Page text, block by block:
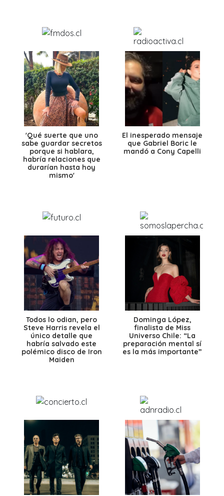
'Qué suerte que uno
sabe guardar secretos
porque si hablara,
habría relaciones que
durarían hasta hoy
mismo'
El inesperado mensaje
que Gabriel Boric le
mandó a Cony Capelli
Todos lo odian, pero
Steve Harris revela el
único detalle que
habría salvado este
polémico disco de Iron
Maiden
Dominga López,
finalista de Miss
Universo Chile: “La
preparación mental sí
es la más importante”